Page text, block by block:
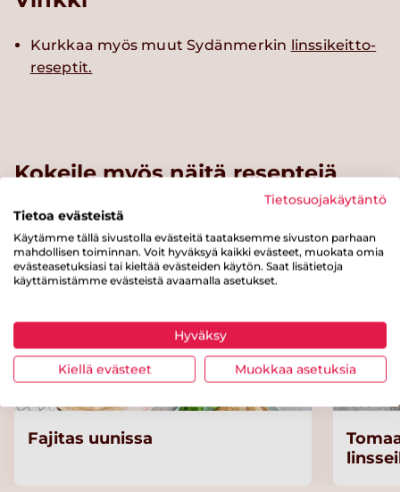
Kurkkaa myös muut Sydänmerkin linssikeitto-
reseptit.
Kokeile myös näitä reseptejä
Fajitas uunissa
Tietosuojakäytäntö
Tietoa evästeistä
Käytämme tällä sivustolla evästeitä taataksemme sivuston parhaan
mahdollisen toiminnan. Voit hyväksyä kaikki evästeet, muokata omia
evästeasetuksiasi tai kieltää evästeiden käytön. Saat lisätietoja
käyttämistämme evästeistä avaamalla asetukset.
Hyväksy
Kiellä evästeet Muokkaa asetuksia